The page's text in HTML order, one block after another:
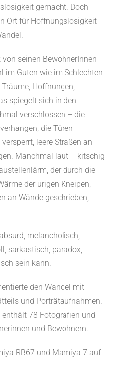
gemacht. Doch
Ort für Hoffnungslosigkeit –
seinen BewohnerInnen
im Guten wie im Schlechten
Hoffnungen,
spiegelt sich in den
verschlossen – die
die Türen
leere Straßen an
Manchmal laut – kitschig
der durch die
der urigen Kneipen,
an Wände geschrieben,
melancholisch,
sarkastisch, paradox,
sein kann.
den Wandel mit
und Porträtaufnahmen.
enthält 78 Fotografien und
und Bewohnern.
RB67 und Mamiya 7 auf